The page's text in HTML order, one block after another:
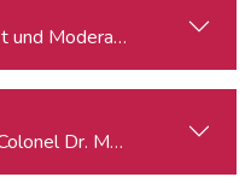
Moderation
Dr. Markus Reisner